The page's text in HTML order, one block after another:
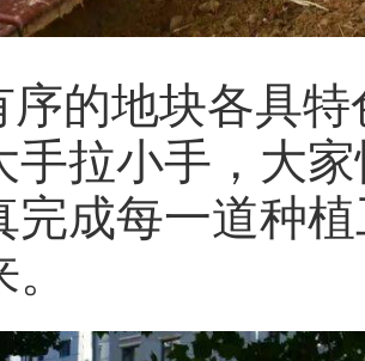
序的地块各具
手拉小手，大
完成每一道种